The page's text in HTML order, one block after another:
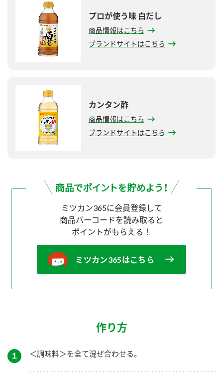
プロが使う味 白だし
商品情報はこちら
ブランドサイトはこちら
カンタン酢
商品情報はこちら
ブランドサイトはこちら
ミツカン365に会員登録して
商品バーコードを読み取ると
ポイントがもらえる！
ミツカン365はこちら
作り方
１ ＜調味料＞を全て混ぜ合わせる。